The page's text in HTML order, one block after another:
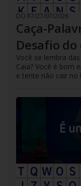
DO R7/27/07/2026
Caça-
Desafio
Você se lembra
Caia? Você é bom
e tente não cair no